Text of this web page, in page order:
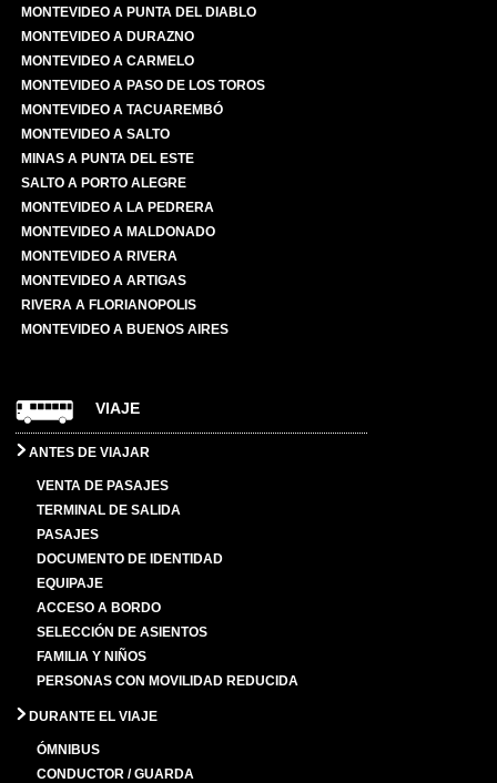
MONTEVIDEO A PUNTA DEL DIABLO
MONTEVIDEO A DURAZNO
MONTEVIDEO A CARMELO
MONTEVIDEO A PASO DE LOS TOROS
MONTEVIDEO A TACUAREMBÓ
MONTEVIDEO A SALTO
MINAS A PUNTA DEL ESTE
SALTO A PORTO ALEGRE
MONTEVIDEO A LA PEDRERA
MONTEVIDEO A MALDONADO
MONTEVIDEO A RIVERA
MONTEVIDEO A ARTIGAS
RIVERA A FLORIANOPOLIS
MONTEVIDEO A BUENOS AIRES
VIAJE
ANTES DE VIAJAR
VENTA DE PASAJES
TERMINAL DE SALIDA
PASAJES
DOCUMENTO DE IDENTIDAD
EQUIPAJE
ACCESO A BORDO
SELECCIÓN DE ASIENTOS
FAMILIA Y NIÑOS
PERSONAS CON MOVILIDAD REDUCIDA
DURANTE EL VIAJE
ÓMNIBUS
CONDUCTOR / GUARDA